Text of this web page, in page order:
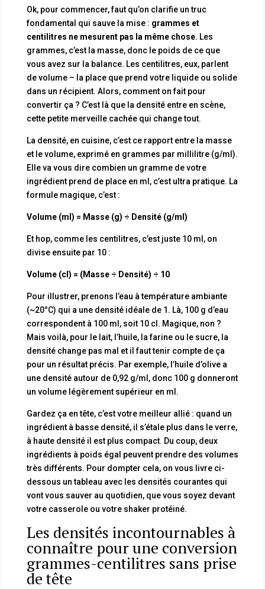
Ok, pour commencer, faut qu’on clarifie un truc
fondamental qui sauve la mise : grammes et
centilitres ne mesurent pas la même chose. Les
grammes, c’est la masse, donc le poids de ce que
vous avez sur la balance. Les centilitres, eux, parlent
de volume – la place que prend votre liquide ou solide
dans un récipient. Alors, comment on fait pour
convertir ça ? C’est là que la densité entre en scène,
cette petite merveille cachée qui change tout.
La densité, en cuisine, c’est ce rapport entre la masse
et le volume, exprimé en grammes par millilitre (g/ml).
Elle va vous dire combien un gramme de votre
ingrédient prend de place en ml, c’est ultra pratique. La
formule magique, c’est :
Volume (ml) = Masse (g) ÷ Densité (g/ml)
Et hop, comme les centilitres, c’est juste 10 ml, on
divise ensuite par 10 :
Volume (cl) = (Masse ÷ Densité) ÷ 10
Pour illustrer, prenons l’eau à température ambiante
(~20°C) qui a une densité idéale de 1. Là, 100 g d’eau
correspondent à 100 ml, soit 10 cl. Magique, non ?
Mais voilà, pour le lait, l’huile, la farine ou le sucre, la
densité change pas mal et il faut tenir compte de ça
pour un résultat précis. Par exemple, l’huile d’olive a
une densité autour de 0,92 g/ml, donc 100 g donneront
un volume légèrement supérieur en ml.
Gardez ça en tête, c’est votre meilleur allié : quand un
ingrédient à basse densité, il s’étale plus dans le verre,
à haute densité il est plus compact. Du coup, deux
ingrédients à poids égal peuvent prendre des volumes
très différents. Pour dompter cela, on vous livre ci-
dessous un tableau avec les densités courantes qui
vont vous sauver au quotidien, que vous soyez devant
votre casserole ou votre shaker protéiné.
Les densités incontournables à
connaître pour une conversion
grammes-centilitres sans prise
de tête